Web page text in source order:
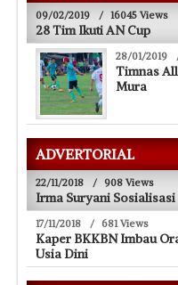
09/02/2019 / 16045 Views
28 Tim Ikuti AN Cup
28/01/2019
Timnas
Mura
ADVERTORIAL
22/11/2018 / 908 Views
Irma Suryani
17/11/2018 / 681 Views
Kaper BKKBN Imbau
Usia Dini